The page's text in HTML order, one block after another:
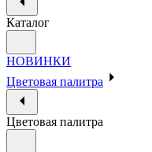
Каталог
НОВИНКИ
Цветовая палитра
Цветовая палитра